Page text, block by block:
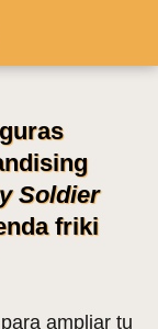
Soldier
friki
para ampliar tu